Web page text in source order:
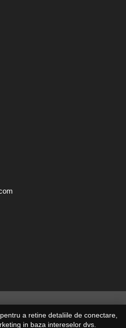
a retine detaliile de conectare,
in baza intereselor dvs.